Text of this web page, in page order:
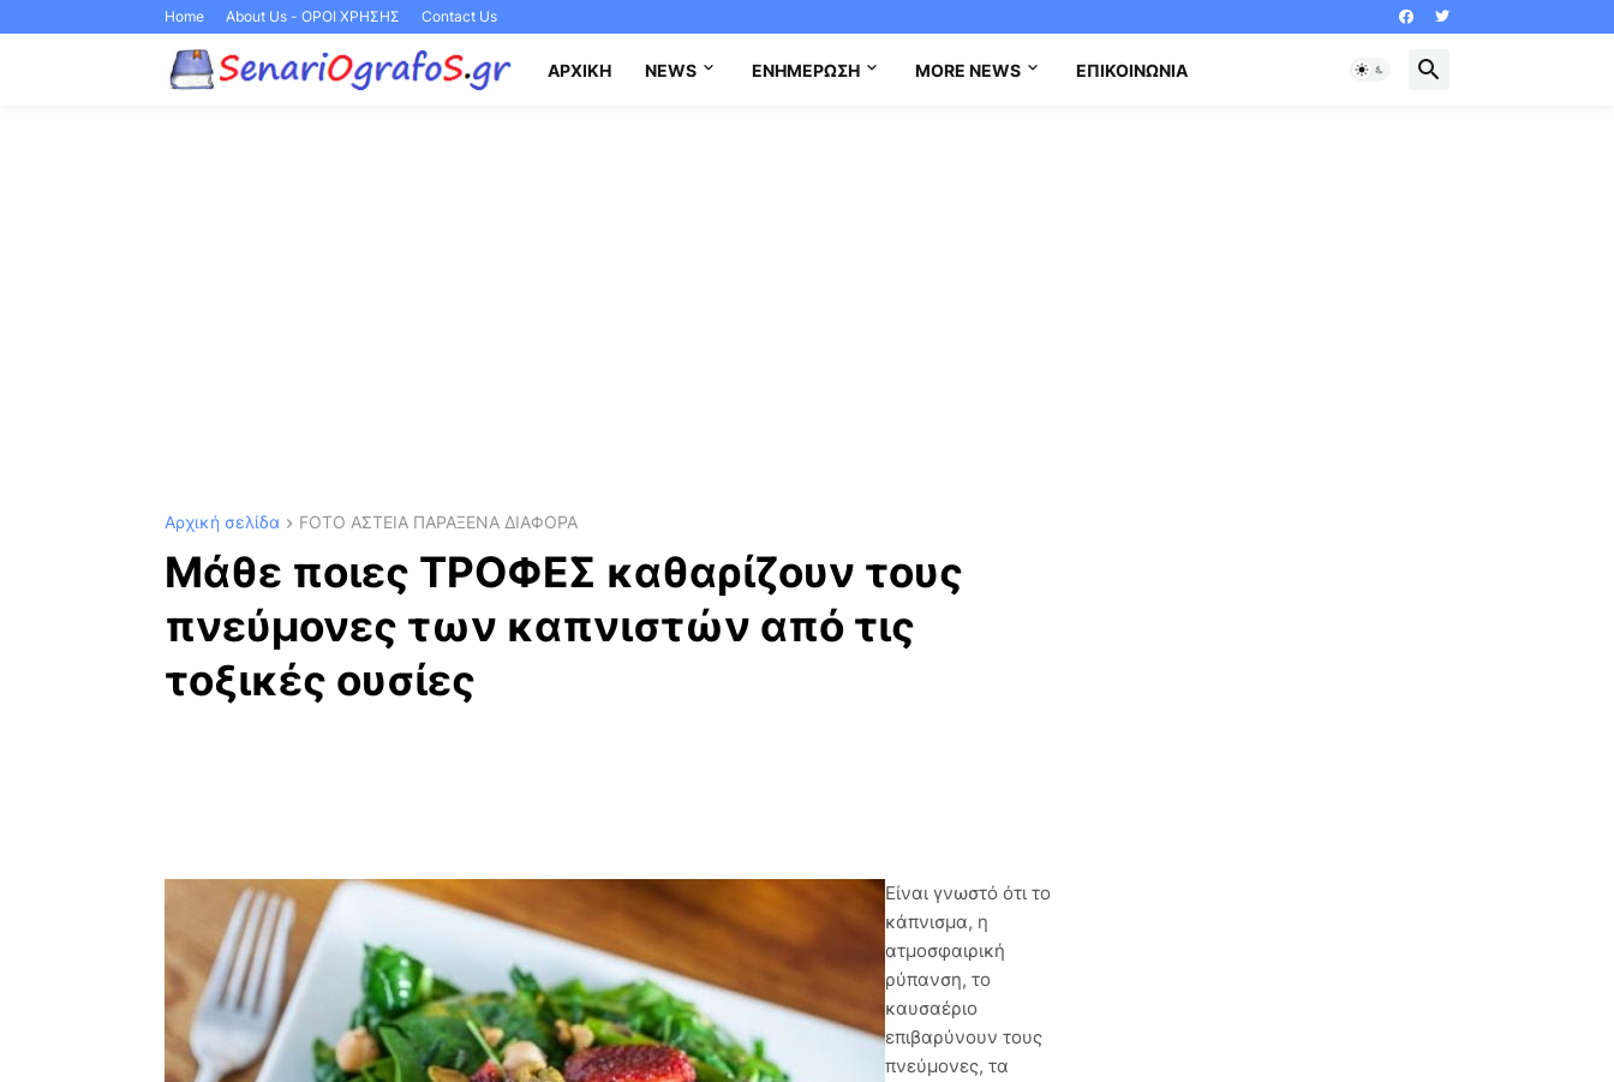
Home About Us - ΟΡΟΙ ΧΡΗΣΗΣ Contact Us
ΑΡΧΙΚΉ NEWS ΕΝΗΜΈΡΩΣΗ MORE NEWS ΕΠΙΚΟΙΝΩΝΊΑ
Αρχική σελίδα FOTO ΑΣΤΕΙΑ ΠΑΡΑΞΕΝΑ ΔΙΑΦΟΡΑ
Μάθε ποιες ΤΡΟΦΕΣ καθαρίζουν τους
πνεύμονες των καπνιστών από τις
τοξικές ουσίες
Είναι γνωστό ότι το
κάπνισμα, η
ατμοσφαιρική
ρύπανση, το
καυσαέριο
επιβαρύνουν τους
πνεύμονες, τα